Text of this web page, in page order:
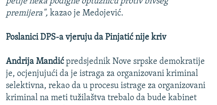
premijera", kazao je Medojević.
Poslanici DPS-a vjeruju da Pinjatić nije kriv
Andrija Mandićpredsjednik Nove srpske demokratije
je, ocjenjujući da je istraga za organizovani kriminal
selektivna, rekao da u procesu istrage za organizovani
kriminal na meti tužilaštva trebalo da bude kabinet